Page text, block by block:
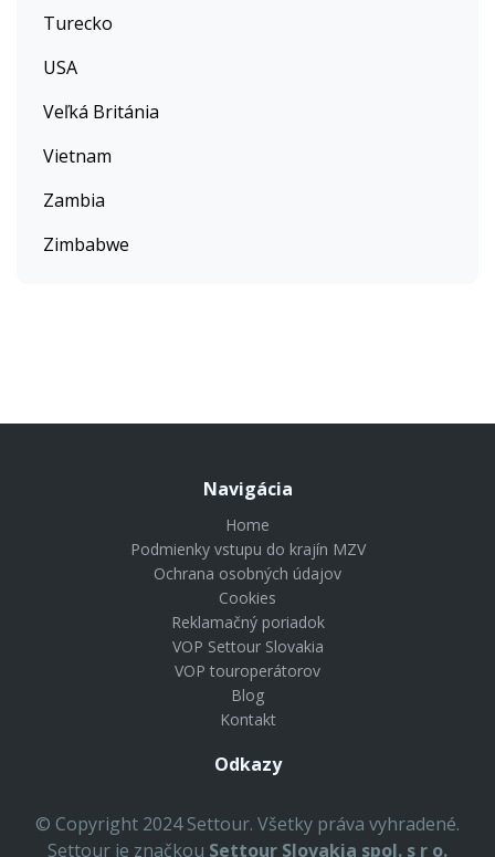
Turecko
USA
Veľká Británia
Vietnam
Zambia
Zimbabwe
Navigácia
Home
Podmienky vstupu do krajín MZV
Ochrana osobných údajov
Cookies
Reklamačný poriadok
VOP Settour Slovakia
VOP touroperátorov
Blog
Kontakt
Odkazy
© Copyright 2024 Settour. Všetky práva vyhradené.
Settour je značkou Settour Slovakia spol. s r o.